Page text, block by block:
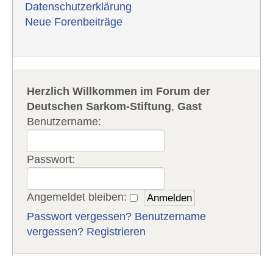
Datenschutzerklärung
Neue Forenbeiträge
Herzlich Willkommen im Forum der
Deutschen Sarkom-Stiftung,Gast
Benutzername:
Passwort:
Angemeldet bleiben:
Passwort vergessen? Benutzername
vergessen? Registrieren